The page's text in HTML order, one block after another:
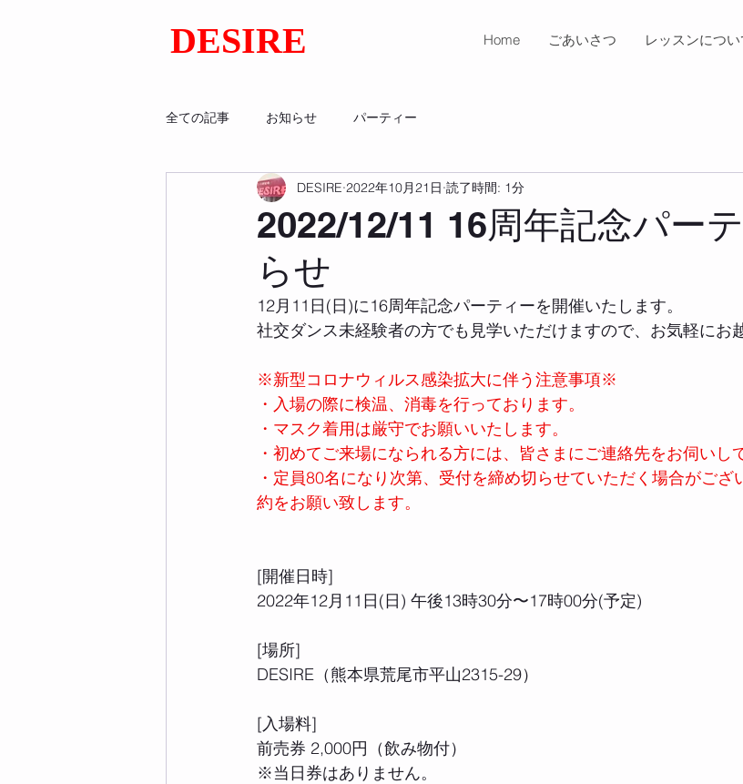
DESIRE Home ごあいさつ レッスンについ
全ての記事 お知らせ パーティー
2022/12/11 16周年記念パー
らせ
DESIRE 2022年10月21日 読了時間: 1分
12月11日(日)に16周年記念パーティーを開催いたします。
社交ダンス未経験者の方でも見学いただけますので、お気軽にお
※新型コロナウィルス感染拡大に伴う注意事項※
・入場の際に検温、消毒を行っております。
・マスク着用は厳守でお願いいたします。
・初めてご来場になられる方には、皆さまにご連絡先をお伺いし
・定員80名になり次第、受付を締め切らせていただく場合がご
約をお願い致します。
[開催日時]
2022年12月11日(日) 午後13時30分〜17時00分(予定)
[場所]
DESIRE（熊本県荒尾市平山2315-29）
[入場料]
前売券 2,000円（飲み物付）
※当日券はありません。